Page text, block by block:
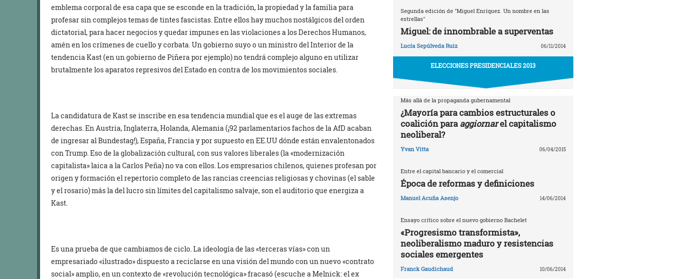
emblema corporal de esa capa que se esconde en la tradición, la propiedad y la familia para
profesar sin complejos temas de tintes fascistas. Entre ellos hay muchos nostálgicos del orden
dictatorial, para hacer negocios y quedar impunes en las violaciones a los Derechos Humanos,
amén en los crímenes de cuello y corbata. Un gobierno suyo o un ministro del Interior de la
tendencia Kast (en un gobierno de Piñera por ejemplo) no tendrá complejo alguno en utilizar
brutalmente los aparatos represivos del Estado en contra de los movimientos sociales.
La candidatura de Kast se inscribe en esa tendencia mundial que es el auge de las extremas
derechas. En Austria, Inglaterra, Holanda, Alemania (¡92 parlamentarios fachos de la AfD acaban
de ingresar al Bundestag!), España, Francia y por supuesto en EE.UU dónde están envalentonados
con Trump. Eso de la globalización cultural, con sus valores liberales (la «modernización
capitalista» laica a la Carlos Peña) no va con ellos. Los empresarios chilenos, quienes profesan por
origen y formación el repertorio completo de las rancias creencias religiosas y chovinas (el sable
y el rosario) más la del lucro sin límites del capitalismo salvaje, son el auditorio que energiza a
Kast.
Es una prueba de que cambiamos de ciclo. La ideología de las «terceras vías» con un
empresariado «ilustrado» dispuesto a reciclarse en una visión del mundo con un nuevo «contrato
social» amplio, en un contexto de «revolución tecnológica» fracasó (escuche a Melnick: el ex
Segunda edición de "Miguel Enríquez. Un nombre en las
estrellas"
Miguel: de innombrable a superventas
Lucía Sepúlveda Ruiz 06/11/2014
ELECCIONES PRESIDENCIALES 2013
Más allá de la propaganda gubernamental
¿Mayoría para cambios estructurales o
coalición paraaggiornarel capitalismo
neoliberal?
Yvan Vitta 06/04/2015
Entre el capital bancario y el comercial
Época de reformas y definiciones
Manuel Acuña Asenjo 14/06/2014
Ensayo crítico sobre el nuevo gobierno Bachelet
«Progresismo transformista»,
neoliberalismo maduro y resistencias
sociales emergentes
Franck Gaudichaud 10/06/2014